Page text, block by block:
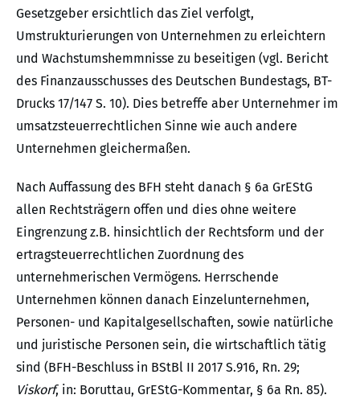
Gesetzgeber ersichtlich das Ziel verfolgt,
Umstrukturierungen von Unternehmen zu erleichtern
und Wachstumshemmnisse zu beseitigen (vgl. Bericht
des Finanzausschusses des Deutschen Bundestags, BT-
Drucks 17/147 S. 10). Dies betreffe aber Unternehmer im
umsatzsteuerrechtlichen Sinne wie auch andere
Unternehmen gleichermaßen.
Nach Auffassung des BFH steht danach § 6a GrEStG
allen Rechtsträgern offen und dies ohne weitere
Eingrenzung z.B. hinsichtlich der Rechtsform und der
ertragsteuerrechtlichen Zuordnung des
unternehmerischen Vermögens. Herrschende
Unternehmen können danach Einzelunternehmen,
Personen- und Kapitalgesellschaften, sowie natürliche
und juristische Personen sein, die wirtschaftlich tätig
sind (BFH-Beschluss in BStBl II 2017 S.916, Rn. 29;
Viskorf, in: Boruttau, GrEStG-Kommentar, § 6a Rn. 85).